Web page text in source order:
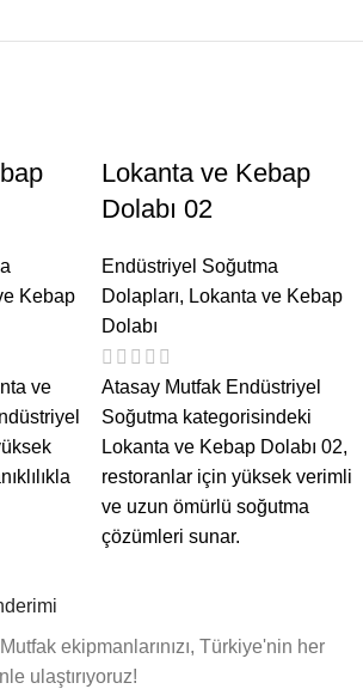
Kebap
ve
Lokanta ve Kebap
Dolabı 02
Endüstriyel Soğutma
Dolapları, Lokanta ve Kebap
Dolabı
Atasay Mutfak Endüstriyel
Soğutma kategorisindeki
Lokanta ve Kebap Dolabı 02,
restoranlar için yüksek verimli
ve uzun ömürlü soğutma
çözümleri sunar.
ekipmanlarınızı, Türkiye'nin her
ulaştırıyoruz!